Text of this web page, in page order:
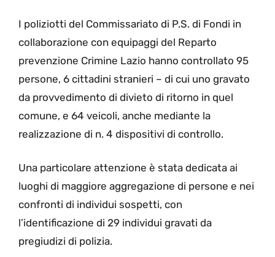
I poliziotti del Commissariato di P.S. di Fondi in
collaborazione con equipaggi del Reparto
prevenzione Crimine Lazio hanno controllato 95
persone, 6 cittadini stranieri – di cui uno gravato
da provvedimento di divieto di ritorno in quel
comune, e 64 veicoli, anche mediante la
realizzazione di n. 4 dispositivi di controllo.
Una particolare attenzione è stata dedicata ai
luoghi di maggiore aggregazione di persone e nei
confronti di individui sospetti, con
l’identificazione di 29 individui gravati da
pregiudizi di polizia.